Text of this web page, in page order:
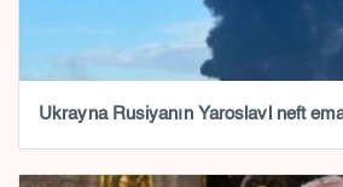
Ukrayna Rusiyanın Yaroslavl neft